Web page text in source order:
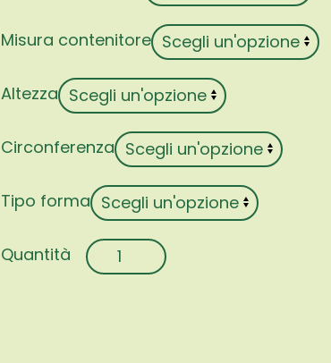
Misura contenitore
Altezza
Circonferenza
Tipo forma
Prunus
laurocerasus